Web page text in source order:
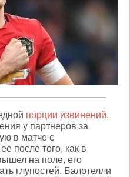
порции извинений.
у партнеров за
в матче с
после того, как в
на поле, его
глупостей. Балотелли